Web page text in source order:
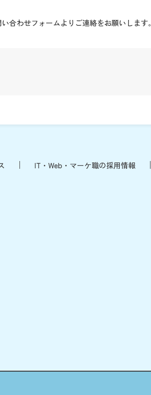
合わせフォームよりご連絡をお願いします。
IT・Web・マーケ職の採用情報